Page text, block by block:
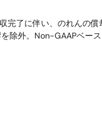
了に伴い、のれんの
除外。Non-GAAPベー